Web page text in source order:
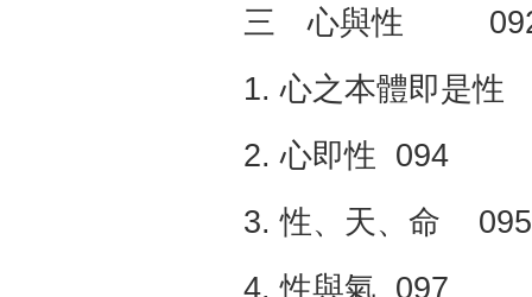
三 心與性
1. 心之本體即是
2. 心即性 094
3. 性、天、命 095
4. 性與氣 097